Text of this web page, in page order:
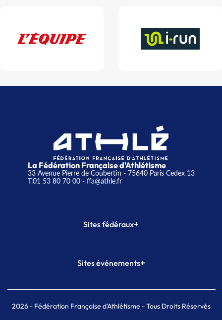
La Fédération Française d'Athlétisme
33 Avenue Pierre de Coubertin - 75640 Paris Cedex 13
T.01 53 80 70 00- ffa@athle.fr
Sites fédéraux+
Plateforme Formation
Sites événements+
Meeting de Paris indoor
MAIF Ekiden de Paris
2026- Fédération Française d'Athlétisme - Tous Droits Réservés